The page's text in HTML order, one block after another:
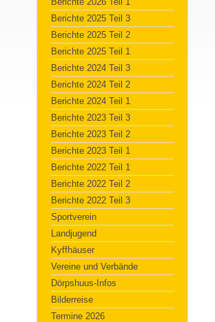
Berichte 2025 Teil 3
Berichte 2025 Teil 2
Berichte 2025 Teil 1
Berichte 2024 Teil 3
Berichte 2024 Teil 2
Berichte 2024 Teil 1
Berichte 2023 Teil 3
Berichte 2023 Teil 2
Berichte 2023 Teil 1
Berichte 2022 Teil 1
Berichte 2022 Teil 2
Berichte 2022 Teil 3
Sportverein
Landjugend
Kyffhäuser
Vereine und Verbände
Dörpshuus-Infos
Bilderreise
Termine 2026